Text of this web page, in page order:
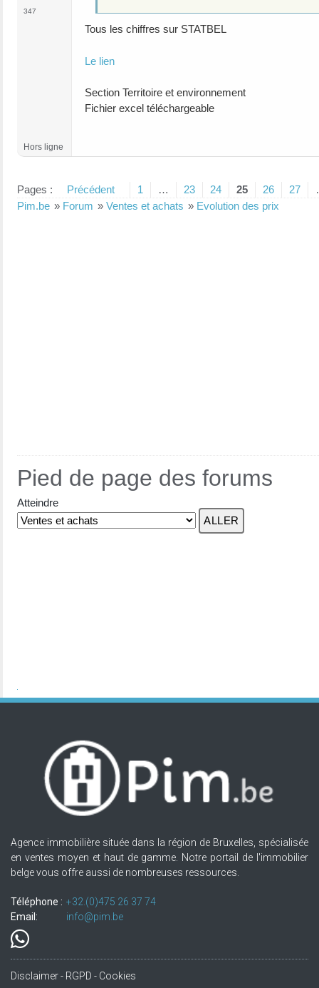
347
Tous les chiffres sur STATBEL
Le lien
Section Territoire et environnement
Fichier excel téléchargeable
Hors ligne
Pages : Précédent 1 … 23 24 25 26 27
Pim.be » Forum » Ventes et achats » Evolution des prix
Pied de page des forums
Atteindre
Agence immobilière située dans la région de Bruxelles, spécialisée
en ventes moyen et haut de gamme. Notre portail de l'immobilier
belge vous offre aussi de nombreuses ressources.
Téléphone : +32.(0)475 26 37 74
Email:
info@pim.be
Disclaimer - RGPD - Cookies